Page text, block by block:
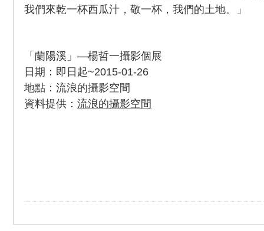
我們來乾一杯西瓜汁，敬一杯，我們的土地。」
「蘭陽溪」—楊哲一攝影個展
日期：即日起~2015-01-26
地點：流浪的攝影空間
資料提供： 流浪的攝影空間